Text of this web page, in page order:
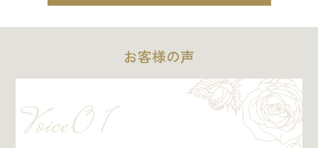
お客様の声
Voice0 1